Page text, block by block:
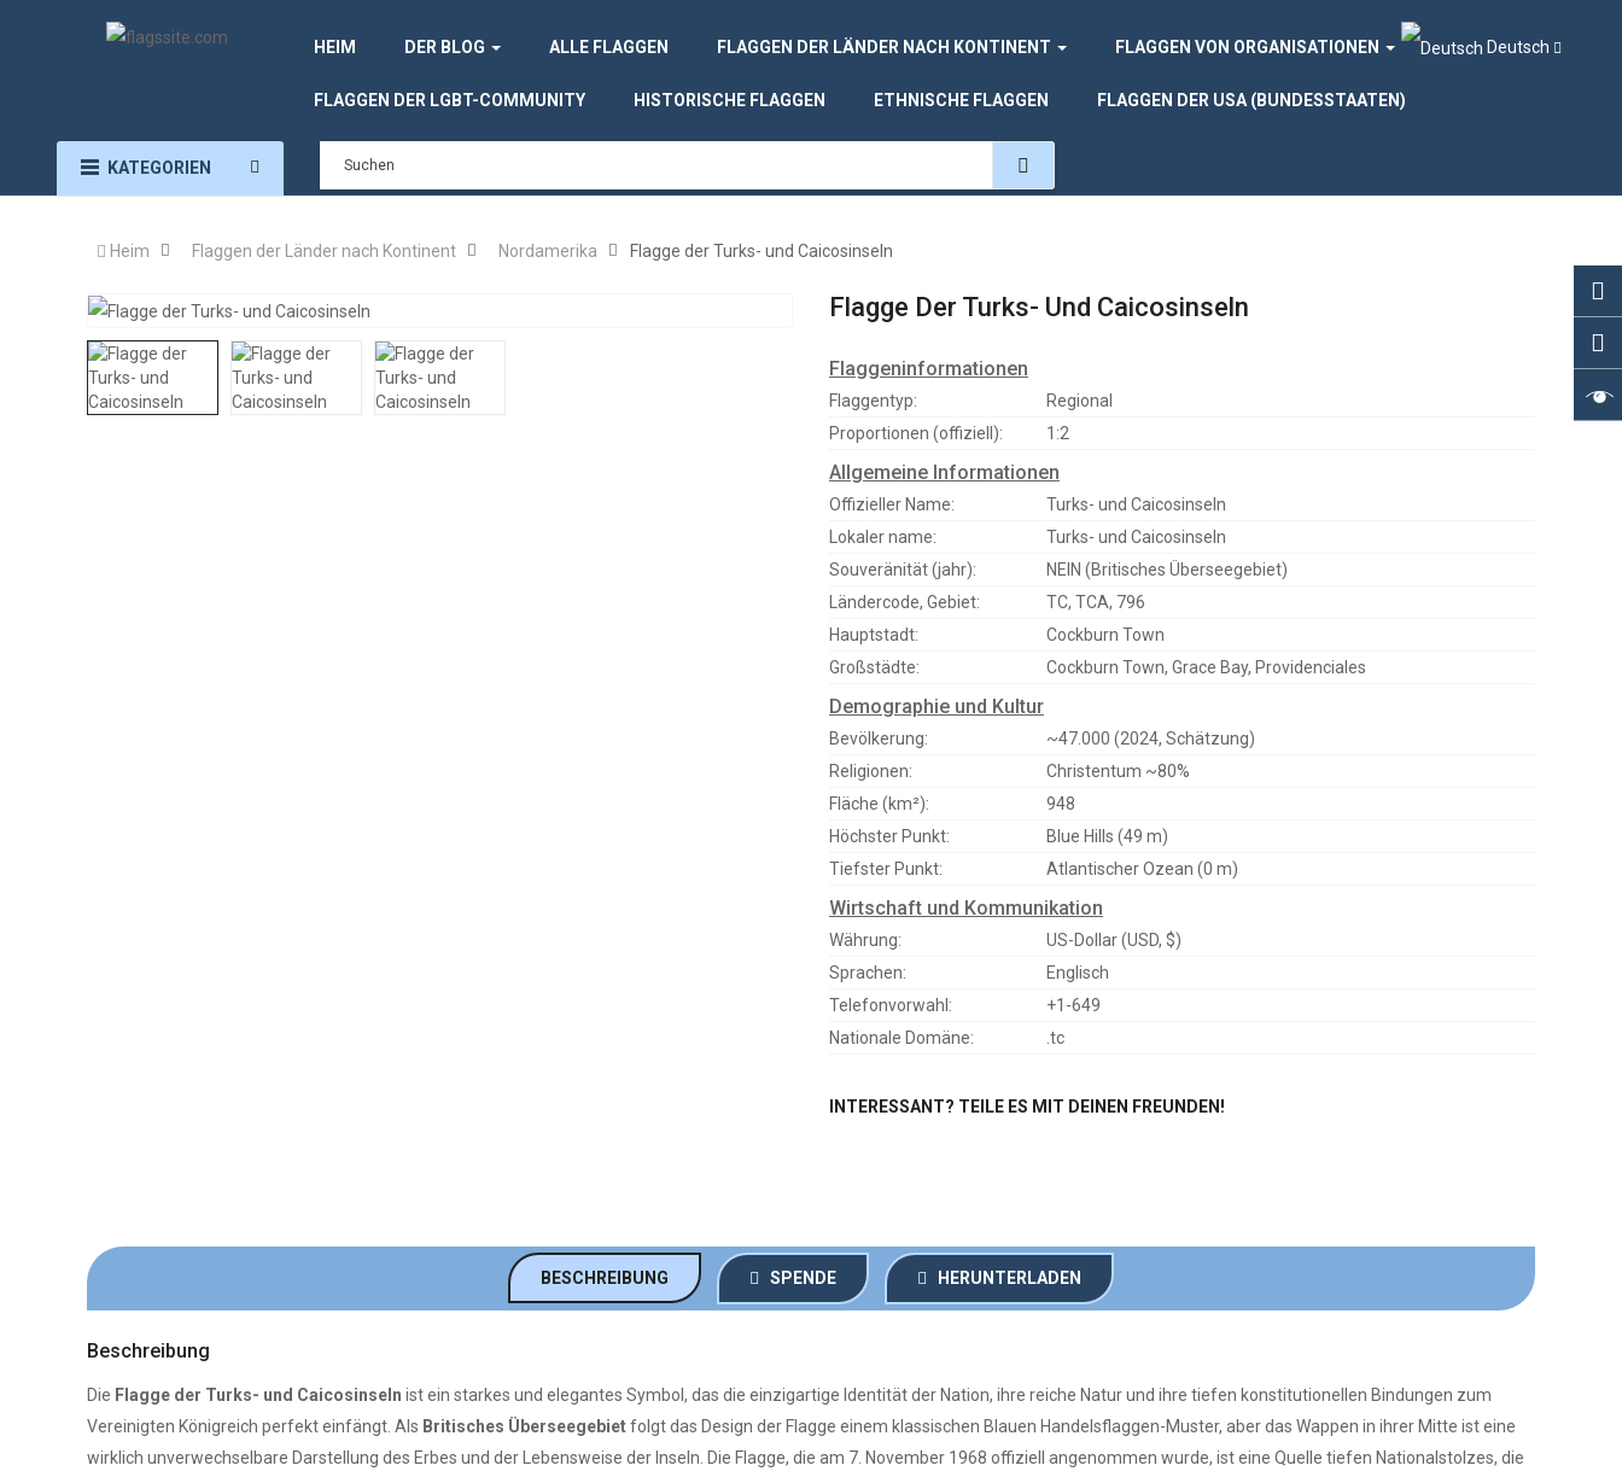
HEIM DER BLOG ALLE FLAGGEN FLAGGEN DER LÄNDER NACH KONTINENT FLAGGEN VON ORGANISATIONEN
FLAGGEN DER LGBT-COMMUNITY HISTORISCHE FLAGGEN ETHNISCHE FLAGGEN FLAGGEN DER USA (BUNDESSTAATEN)
Deutsch
KATEGORIEN
Heim Flaggen der Länder nach Kontinent Nordamerika Flagge der Turks- und Caicosinseln
Flagge Der Turks- Und Caicosinseln
Flaggeninformationen
Flaggentyp:
Regional
Proportionen (offiziell):
1:2
Allgemeine Informationen
Offizieller Name:
Turks- und Caicosinseln
Lokaler name:
Turks- und Caicosinseln
Souveränität (jahr):
NEIN (Britisches Überseegebiet)
Ländercode, Gebiet:
TC, TCA, 796
Hauptstadt:
Cockburn Town
Großstädte:
Cockburn Town, Grace Bay, Providenciales
Demographie und Kultur
Bevölkerung:
~47.000 (2024, Schätzung)
Religionen:
Christentum ~80%
Fläche (km²):
948
Höchster Punkt:
Blue Hills (49 m)
Tiefster Punkt:
Atlantischer Ozean (0 m)
Wirtschaft und Kommunikation
Währung:
US-Dollar (USD, $)
Sprachen:
Englisch
Telefonvorwahl:
+1-649
Nationale Domäne:
.tc
INTERESSANT? TEILE ES MIT DEINEN FREUNDEN!
BESCHREIBUNG SPENDE HERUNTERLADEN
Beschreibung
Die Flagge der Turks- und Caicosinseln ist ein starkes und elegantes Symbol, das die einzigartige Identität der Nation, ihre reiche Natur und ihre tiefen konstitutionellen Bindungen zum
Vereinigten Königreich perfekt einfängt. Als Britisches Überseegebietfolgt das Design der Flagge einem klassischen Blauen Handelsflaggen-Muster, aber das Wappen in ihrer Mitte ist eine
wirklich unverwechselbare Darstellung des Erbes und der Lebensweise der Inseln. Die Flagge, die am 7. November 1968 offiziell angenommen wurde, ist eine Quelle tiefen Nationalstolzes, die